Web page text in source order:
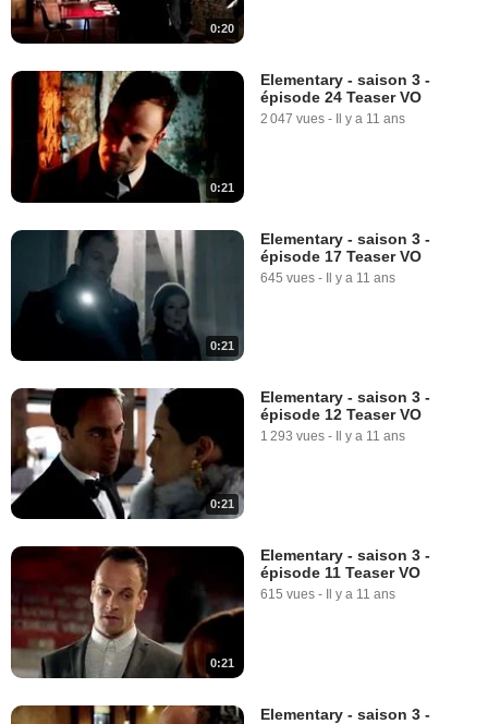
0:20
0:21
Elementary - saison 3 -
épisode 24 Teaser VO
2 047 vues - Il y a 11 ans
0:21
Elementary - saison 3 -
épisode 17 Teaser VO
645 vues - Il y a 11 ans
0:21
Elementary - saison 3 -
épisode 12 Teaser VO
1 293 vues - Il y a 11 ans
0:21
Elementary - saison 3 -
épisode 11 Teaser VO
615 vues - Il y a 11 ans
Elementary - saison 3 -